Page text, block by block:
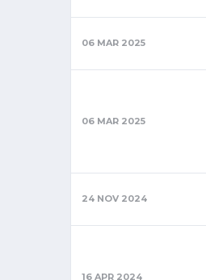
06 MAR 2025
06 MAR 2025
24 NOV 2024
16 APR 2024